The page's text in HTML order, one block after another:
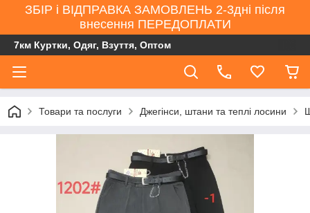
ЗБІР і ВІДПРАВКА ЗАМОВЛЕНЬ 2-3дні після
внесення ПЕРЕДОПЛАТИ
7км Куртки, Одяг, Взуття, Оптом
Товари та послуги Джегінси, штани та теплі лосини